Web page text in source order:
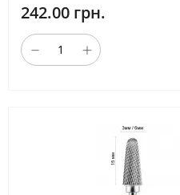
(ММ)
242.00 грн.